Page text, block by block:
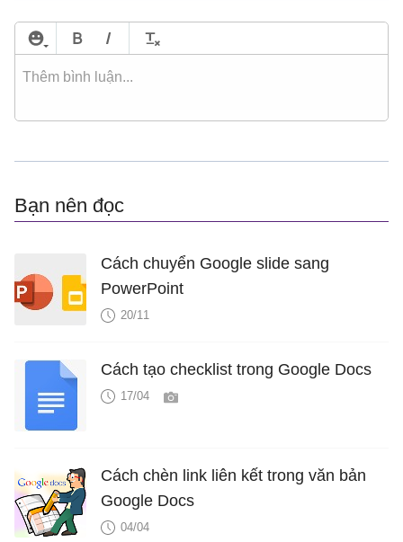
Bạn nên đọc
Cách chuyển Google slide sang
PowerPoint
20/11
Cách tạo checklist trong Google Docs
17/04
Cách chèn link liên kết trong văn bản
Google Docs
04/04